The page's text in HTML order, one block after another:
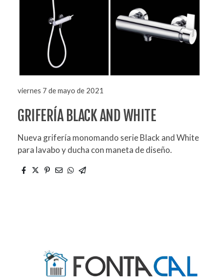
viernes 7 de mayo de 2021
GRIFERÍA BLACK AND WHITE
Nueva grifería monomando serie Black and White
para lavabo y ducha con maneta de diseño.